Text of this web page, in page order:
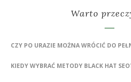
Warto
CZY PO URAZIE MOŻNA WRÓCIĆ DO
KIEDY WYBRAĆ METODY BLACK HAT